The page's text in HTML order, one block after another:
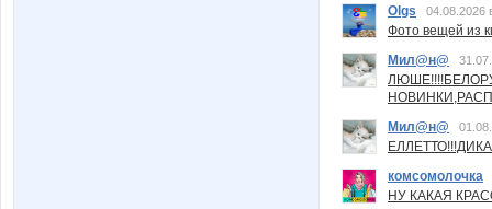
Olgs
04.08.2026
Фото вещей из
Мил@н@
Мил@н@
комсомолочка
НУ КАКАЯ